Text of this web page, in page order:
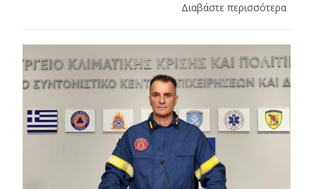
Διαβάστε περισσότερα